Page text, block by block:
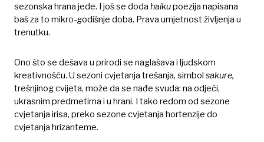
sezonska hrana jede. I još se doda haikupoezija napisana
baš za to mikro-godišnje doba. Prava umjetnost življenja u
trenutku.
Ono što se dešava u prirodi se naglašava i ljudskom
kreativnošću. U sezoni cvjetanja trešanja, simbol sakure,
trešnjinog cvijeta, može da se nađe svuda: na odjeći,
ukrasnim predmetima i u hrani. I tako redom od sezone
cvjetanja irisa, preko sezone cvjetanja hortenzije do
cvjetanja hrizanteme.